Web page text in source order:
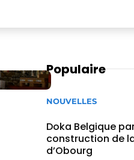
Populaire
NOUVELLES
Doka Belgique
construction de
d’Obourg